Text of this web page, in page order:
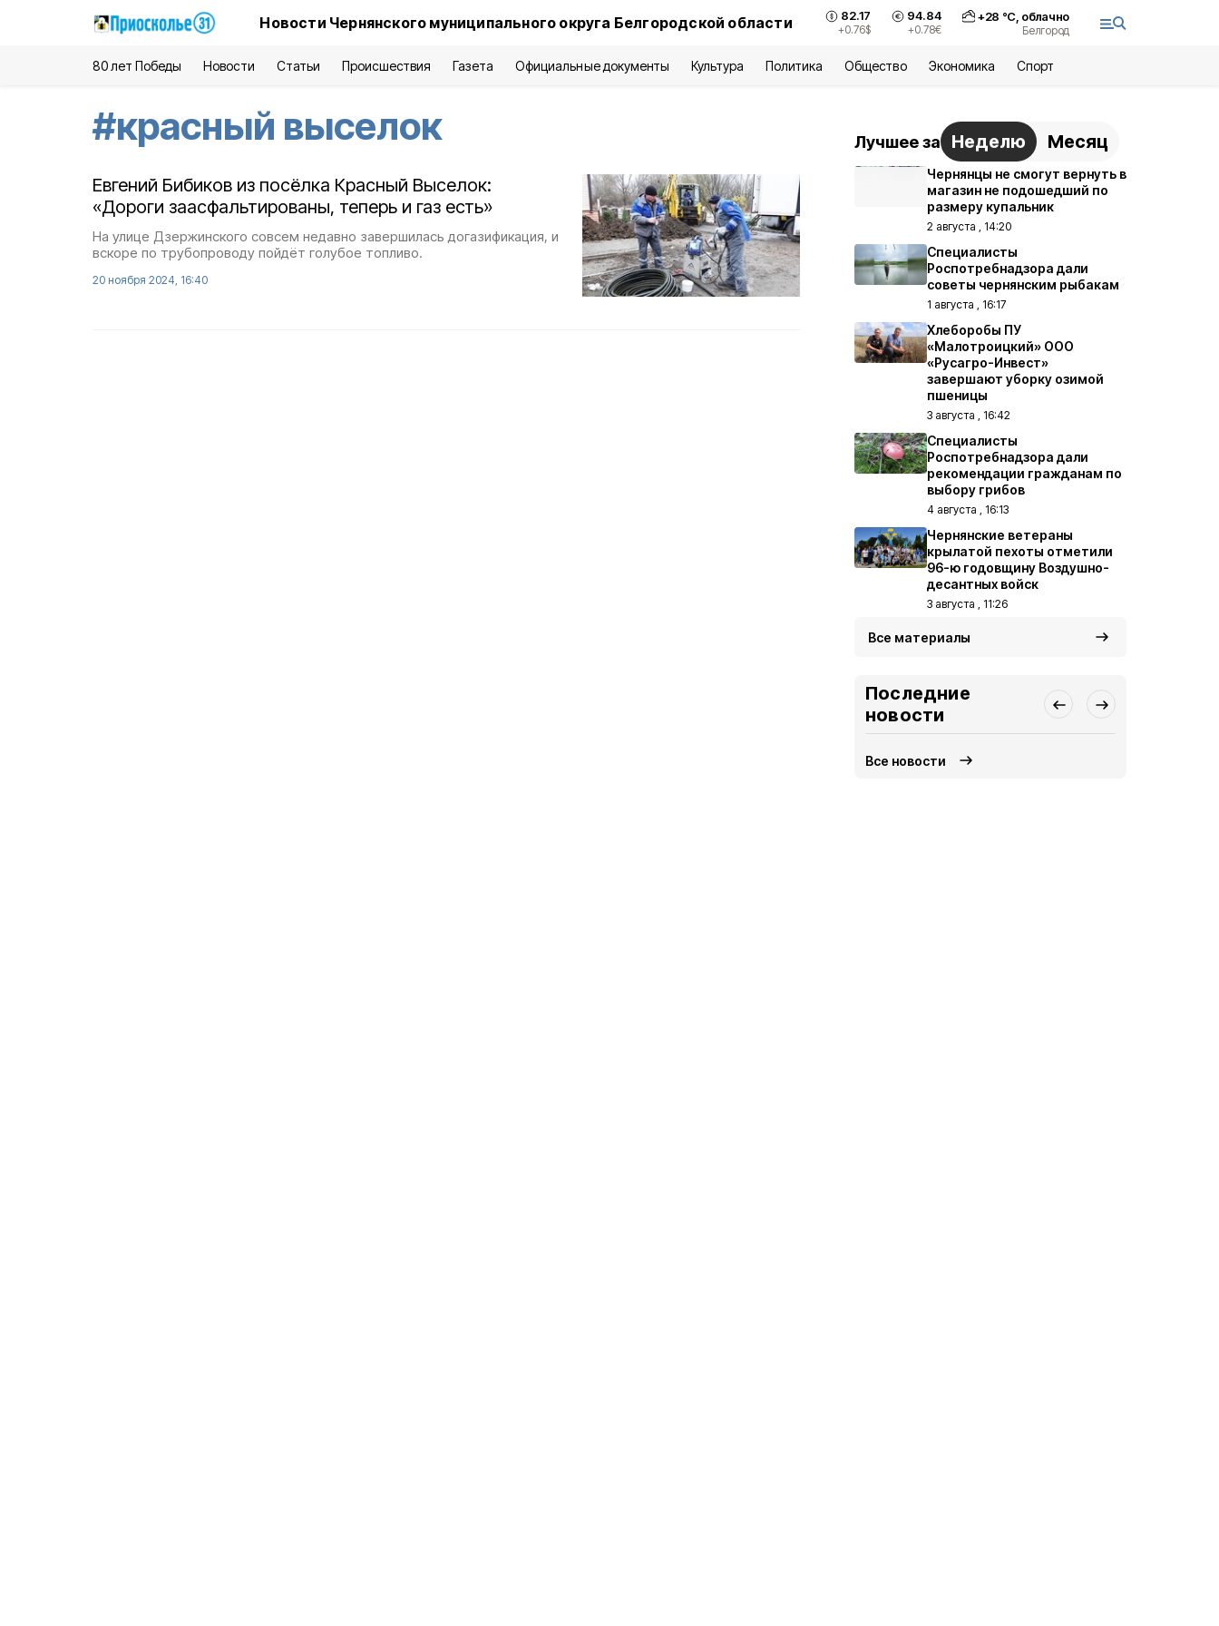
Новости Чернянского муниципального округа Белгородской области 82.17
+0.76$
94.84
+0.78€
+28 °С, облачно
Белгород
80 лет Победы Новости Статьи Происшествия Газета Официальные документы Культура Политика Общество Экономика Спорт
#красный выселок
Евгений Бибиков из посёлка Красный Выселок:
«Дороги заасфальтированы, теперь и газ есть»
На улице Дзержинского совсем недавно завершилась догазификация, и
вскоре по трубопроводу пойдёт голубое топливо.
20 ноября 2024, 16:40
Лучшее за Неделю Месяц
Чернянцы не смогут вернуть в
магазин не подошедший по
размеру купальник
2 августа , 14:20
Специалисты
Роспотребнадзора дали
советы чернянским рыбакам
1 августа , 16:17
Хлеборобы ПУ
«Малотроицкий» ООО
«Русагро-Инвест»
завершают уборку озимой
пшеницы
3 августа , 16:42
Специалисты
Роспотребнадзора дали
рекомендации гражданам по
выбору грибов
4 августа , 16:13
Чернянские ветераны
крылатой пехоты отметили
96-ю годовщину Воздушно-
десантных войск
3 августа , 11:26
Все материалы
Последние
новости
Все новости